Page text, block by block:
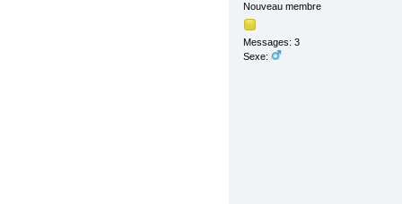
Nouveau membre
Messages: 3
Sexe: